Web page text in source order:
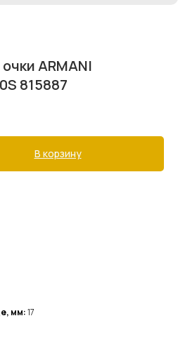
ARMANI
815887
В корзину
мм:17